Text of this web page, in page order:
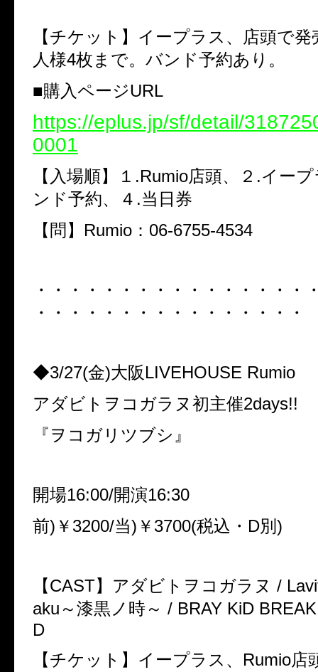
【チケット】イープラス、店頭で
人様4枚まで。バンド予約あり。
■購入ページURL
https://eplus.jp/sf/detail/
0001
【入場順】１.Rumio店頭、２.イー
ンド予約、４.当日券
【問】Rumio：06-6755-4534
・・・・・・・・・・・・・・・・
・・・・・・・・・・・・・・・・
◆3/27(金)大阪LIVEHOUSE Rumio
アダビトヲコガラヌ初主催2days!!
『ヲコガリツブシ』
開場16:00/開演16:30
前)￥3200/当)￥3700(税込・D別)
【CAST】アダビトヲコガラヌ /
aku～漆黒ノ時～ / BRAY KiD
D
【チケット】イープラス、Rumio店